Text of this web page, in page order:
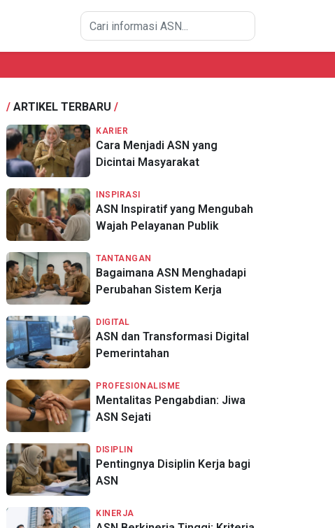
/ ARTIKEL TERBARU /
KARIER
Cara Menjadi ASN yang
Dicintai Masyarakat
INSPIRASI
ASN Inspiratif yang Mengubah
Wajah Pelayanan Publik
TANTANGAN
Bagaimana ASN Menghadapi
Perubahan Sistem Kerja
DIGITAL
ASN dan Transformasi Digital
Pemerintahan
PROFESIONALISME
Mentalitas Pengabdian: Jiwa
ASN Sejati
DISIPLIN
Pentingnya Disiplin Kerja bagi
ASN
KINERJA